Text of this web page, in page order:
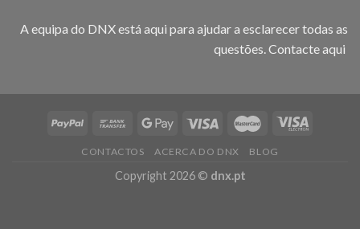
A equipa do DNX está aqui para ajudar a esclarecer todas as
questões. Contacte aqui
CONTACTOS ACERCA DO DNX BLOG
Copyright 2026 © dnx.pt